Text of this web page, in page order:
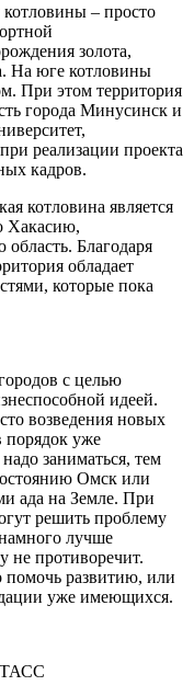
– просто
золота,
На юге котловины
При этом территория
города Минусинск и
реализации проекта
кадров.
котловина является
Хакасию,
Благодаря
обладает
которые пока
с целью
идеей.
возведения новых
порядок уже
заниматься, тем
Омск или
ада на Земле. При
решить проблему
лучше
не противоречит.
помочь развитию, или
уже имеющихся.